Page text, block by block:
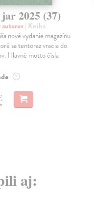
2025 (37)
| Kniha
nové vydanie magazínu
sa tentoraz vracia do
Hlavné motto čísla
?
aj: